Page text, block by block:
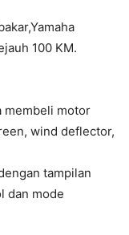
100 KM.
membeli motor
wind deflector,
tampilan
dan mode